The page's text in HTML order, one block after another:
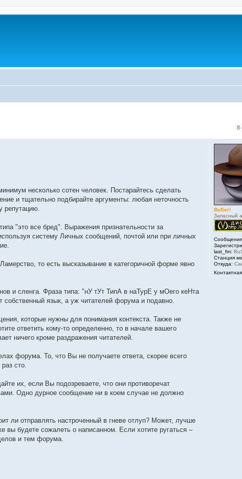
8
BuSer!
Запасный
last_fm:
Станция
Откуда:
несколько сотен человек. Постарайтесь сделать
и тщательно подбирайте аргументы: любая неточность
репутацию.
"это все бред". Выражения признательности за
систему Личных сообщений, почтой или при личных
то есть высказывание в категоричной форме явно
и сленга. Фраза типа: "нУ тУт ТипА в наТурЕ у мОего кеНта
собственный язык, а уж читателей форума и подавно.
которые нужны для понимания контекста. Также не
ответить кому-то определенно, то в начале вашего
ничего кроме раздражения читателей.
форума. То, что Вы не получаете ответа, скорее всего
сто.
их, если Вы подозреваете, что они противоречат
Одно дурное сообщение ни в коем случае не должно
ли отправлять настроченный в гневе отлуп? Может, лучше
вы будете сожалеть о написанном. Если хотите ругаться –
и тем форума.